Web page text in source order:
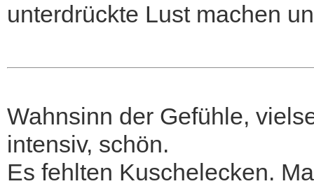
unterdrückte Lust machen
Wahnsinn der Gefühle,
intensiv, schön.
Es fehlten Kuschelecken.